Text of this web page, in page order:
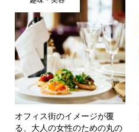
オフィス街のイメージが覆
る、大人の女性のための丸の